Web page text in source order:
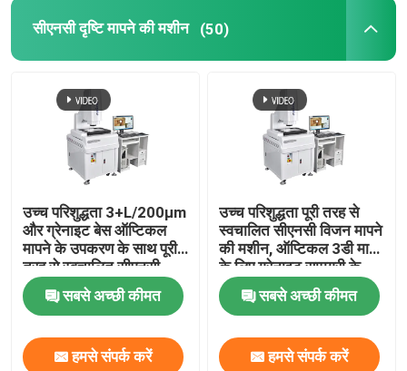
एओआई परीक्षण मशीन
सीएनसी दृष्टि मापने की मशीन (50)
उच्च परिशुद्धता 3+L/200µm
और ग्रेनाइट बेस ऑप्टिकल
मापने के उपकरण के साथ पूरी
तरह से स्वचालित सीएनसी
विजन मापने की मशीन
सबसे अच्छी कीमत
हमसे संपर्क करें
उच्च परिशुद्धता पूरी तरह से
स्वचालित सीएनसी विजन मापने
की मशीन, ऑप्टिकल 3डी माप
के लिए ग्रेनाइट सामग्री के
साथ
सबसे अच्छी कीमत
हमसे संपर्क करें